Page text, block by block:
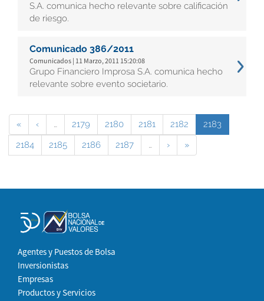
S.A. comunica hecho relevante sobre calificación
de riesgo.
Comunicado 386/2011
Comunicados | 11 Marzo, 2011 15:20:08
Grupo Financiero Improsa S.A. comunica hecho
relevante sobre evento societario.
« ‹ … 2179 2180 2181 2182
2183
2184
2185 2186 2187 … › »
Agentes y Puestos de Bolsa
Inversionistas
Empresas
Productos y Servicios